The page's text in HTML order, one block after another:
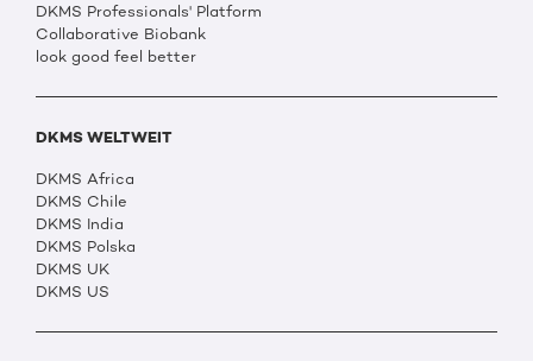
DKMS Professionals' Platform
Collaborative Biobank
look good feel better
DKMS WELTWEIT
DKMS Africa
DKMS Chile
DKMS India
DKMS Polska
DKMS UK
DKMS US